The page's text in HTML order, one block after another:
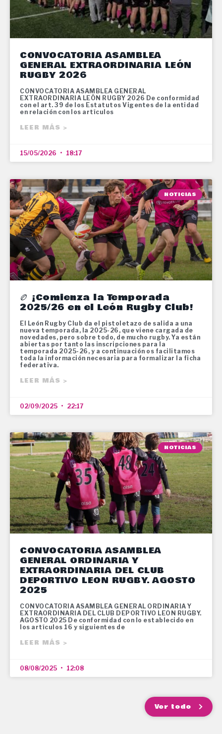
CONVOCATORIA ASAMBLEA
GENERAL EXTRAORDINARIA LEÓN
RUGBY 2026
CONVOCATORIA ASAMBLEA GENERAL
EXTRAORDINARIA LEÓN RUGBY 2026 De conformidad
con el art. 39 de los Estatutos Vigentes de la entidad
en relación con los artículos
LEER MÁS >
15/05/2026 18:17
NOTICIAS
🏉 ¡Comienza la Temporada
2025/26 en el León Rugby Club!
El León Rugby Club da el pistoletazo de salida a una
nueva temporada, la 2025-26, que viene cargada de
novedades, pero sobre todo, de mucho rugby. Ya están
abiertas por tanto las inscripciones para la
temporada 2025-26, y a continuación os facilitamos
toda la información necesaria para formalizar la ficha
federativa.
LEER MÁS >
02/09/2025 22:17
NOTICIAS
CONVOCATORIA ASAMBLEA
GENERAL ORDINARIA Y
EXTRAORDINARIA DEL CLUB
DEPORTIVO LEON RUGBY. AGOSTO
2025
CONVOCATORIA ASAMBLEA GENERAL ORDINARIA Y
EXTRAORDINARIA DEL CLUB DEPORTIVO LEON RUGBY.
AGOSTO 2025 De conformidad con lo establecido en
los artículos 16 y siguientes de
LEER MÁS >
08/08/2025 12:08
Ver todo